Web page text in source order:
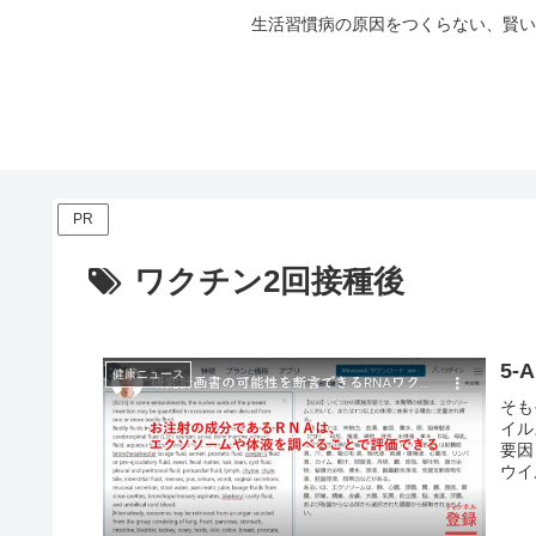
生活習慣病の原因をつくらない、賢
PR
ワクチン2回接種後
健康ニュース 5-
そ
イ
要
ウ